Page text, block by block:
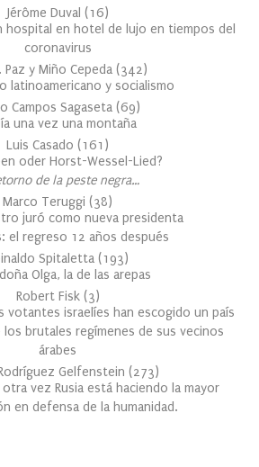
Jérôme Duval (16)
hospital en hotel de lujo en tiempos del
coronavirus
Paz y Miño Cepeda (342)
latinoamericano y socialismo
Campos Sagaseta (69)
una vez una montaña
Luis Casado (161 )
oder Horst-Wessel-Lied?
de la peste negra…
Marco Teruggi (38)
juró como nueva presidenta
el regreso 12 años después
Spitaletta (193)
Olga, la de las arepas
Robert Fisk (3)
votantes israelíes han escogido un país
brutales regímenes de sus vecinos
árabes
Gelfenstein (273)
vez Rusia está haciendo la mayor
en defensa de la humanidad.